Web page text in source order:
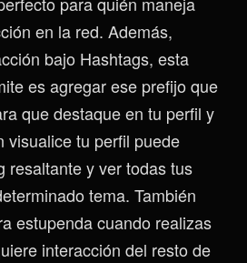
en la red. Además,
bajo Hashtags, esta
es agregar ese prefijo que
que destaque en tu perfil y
visualice tu perfil puede
resaltante y ver todas tus
tema. También
estupenda cuando realizas
interacción del resto de